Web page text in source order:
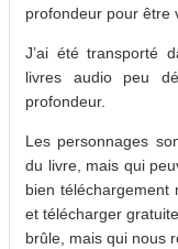
profondeur pour être
J’ai été transporté
livres audio peu
profondeur.
Les personnages
du livre, mais qui
bien téléchargement
et télécharger
brûle, mais qui nous